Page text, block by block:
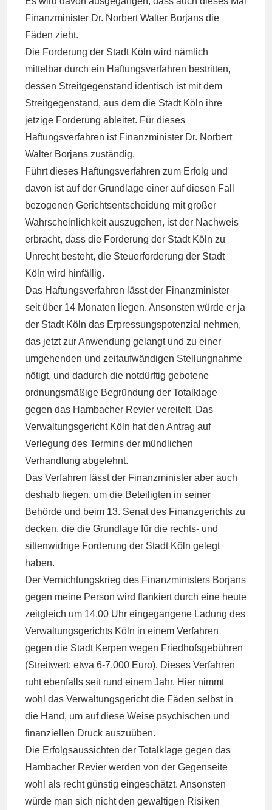
Finanzminister Dr. Norbert Walter Borjans die
Fäden zieht.
Die Forderung der Stadt Köln wird nämlich
mittelbar durch ein Haftungsverfahren bestritten,
dessen Streitgegenstand identisch ist mit dem
Streitgegenstand, aus dem die Stadt Köln ihre
jetzige Forderung ableitet. Für dieses
Haftungsverfahren ist Finanzminister Dr. Norbert
Walter Borjans zuständig.
Führt dieses Haftungsverfahren zum Erfolg und
davon ist auf der Grundlage einer auf diesen Fall
bezogenen Gerichtsentscheidung mit großer
Wahrscheinlichkeit auszugehen, ist der Nachweis
erbracht, dass die Forderung der Stadt Köln zu
Unrecht besteht, die Steuerforderung der Stadt
Köln wird hinfällig.
Das Haftungsverfahren lässt der Finanzminister
seit über 14 Monaten liegen. Ansonsten würde er ja
der Stadt Köln das Erpressungspotenzial nehmen,
das jetzt zur Anwendung gelangt und zu einer
umgehenden und zeitaufwändigen Stellungnahme
nötigt, und dadurch die notdürftig gebotene
ordnungsmäßige Begründung der Totalklage
gegen das Hambacher Revier vereitelt. Das
Verwaltungsgericht Köln hat den Antrag auf
Verlegung des Termins der mündlichen
Verhandlung abgelehnt.
Das Verfahren lässt der Finanzminister aber auch
deshalb liegen, um die Beteiligten in seiner
Behörde und beim 13. Senat des Finanzgerichts zu
decken, die die Grundlage für die rechts- und
sittenwidrige Forderung der Stadt Köln gelegt
haben.
Der Vernichtungskrieg des Finanzministers Borjans
gegen meine Person wird flankiert durch eine heute
zeitgleich um 14.00 Uhr eingegangene Ladung des
Verwaltungsgerichts Köln in einem Verfahren
gegen die Stadt Kerpen wegen Friedhofsgebühren
(Streitwert: etwa 6-7.000 Euro). Dieses Verfahren
ruht ebenfalls seit rund einem Jahr. Hier nimmt
wohl das Verwaltungsgericht die Fäden selbst in
die Hand, um auf diese Weise psychischen und
finanziellen Druck auszuüben.
Die Erfolgsaussichten der Totalklage gegen das
Hambacher Revier werden von der Gegenseite
wohl als recht günstig eingeschätzt. Ansonsten
würde man sich nicht den gewaltigen Risiken